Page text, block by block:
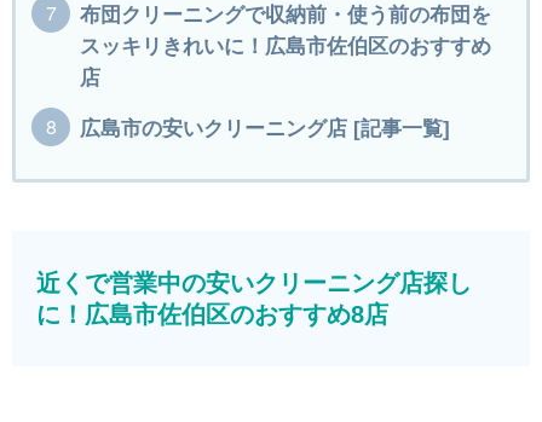
布団クリーニングで収納前・使う前の布団を
スッキリきれいに！広島市佐伯区のおすすめ
店
広島市の安いクリーニング店 [記事一覧]
近くで営業中の安いクリーニング店探し
に！広島市佐伯区のおすすめ8店